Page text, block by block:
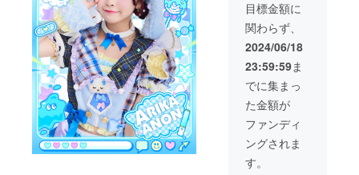
だきま
す。 備
考欄に
記載希
望のお
名前
（ニッ
クネー
ム可）
を記載
くださ
い。 ③
せてい
ただき
ます。
②フラ
ワース
タンド
への名
前掲載
当日会
場にあ
るフラ
ワース
させて
いただ
きま
す。 お
名前は
愛音あ
りかの
直筆で
入れさ
せてい
ただき
ます。
目標金額に
関わらず、
2024/06/18
23:59:59ま
でに集まっ
た金額が
ファンディ
ングされま
す。